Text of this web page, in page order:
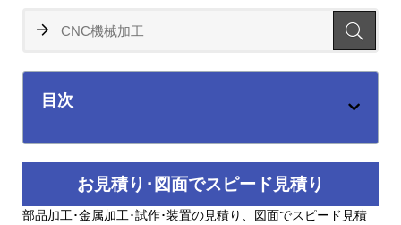
目次
お見積り･図面でスピード見積り
部品加工･金属加工･試作･装置の見積り、図面でスピード見積